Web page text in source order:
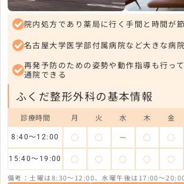
院内処方であり薬局に行く手間と時間が
名古屋大学医学部付属病院など大きな病
再発予防のための姿勢や動作指導も行っ
通院できる
ふくだ整形外科の基本情報
診療時間 月 火 水 木 金
8:40～12:00 ◯ ◯ ー ◯ ◯
15:40～19:00 ◯ ◯ ◯ ◯ ◯
備考：土曜は8:30～12:00、水曜午後は17:00～